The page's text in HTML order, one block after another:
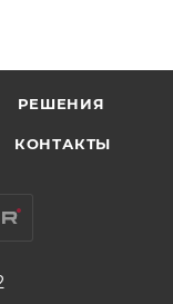
РЕШЕНИЯ
КОНТАКТЫ